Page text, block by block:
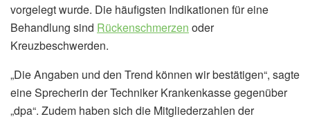
vorgelegt wurde. Die häufigsten Indikationen für eine
Behandlung sind Rückenschmerzen oder
Kreuzbeschwerden.
„Die Angaben und den Trend können wir bestätigen“, sagte
eine Sprecherin der Techniker Krankenkasse gegenüber
„dpa“. Zudem haben sich die Mitgliederzahlen der